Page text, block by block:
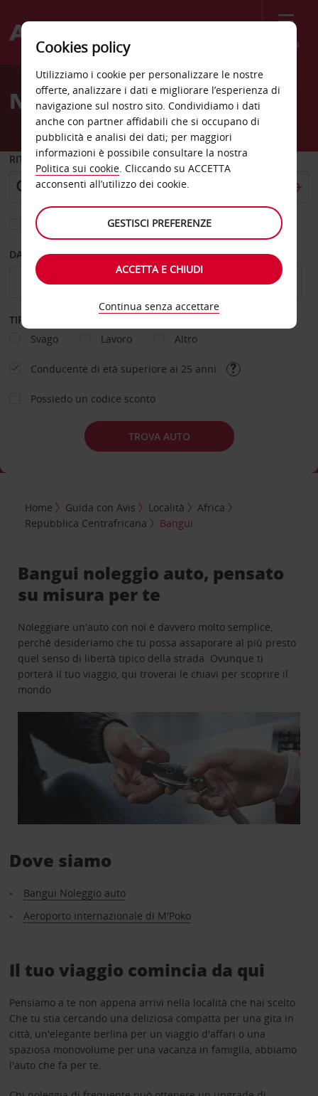
Menù
Welcome
AvisNoleggio auto Bangui
RITIRO DA
Scegli una località di riconsegna diversa
DAL GIORNO AL GIORNO
TIPOLOGIA DI NOLEGGIO
Svago
Lavoro Altro
Conducente di età superiore ai 25 anni
Possiedo un codice sconto
TROVA AUTO
Home Guida con Avis Località
Africa
Repubblica Centrafricana
Bangui
Bangui noleggio auto, pensato
su misura per te
Noleggiare un'auto con noi è davvero molto semplice,
perché desideriamo che tu possa assaporare al più presto
quel senso di libertà tipico della strada. Ovunque ti
porterà il tuo viaggio, qui troverai le chiavi per scoprire il
mondo.
Dove siamo
Bangui Noleggio auto
Aeroporto internazionale di M'Poko
Il tuo viaggio comincia da qui
Pensiamo a te non appena arrivi nella località che hai scelto.
Che tu stia cercando una deliziosa compatta per una gita in
città, un'elegante berlina per un viaggio d'affari o una
spaziosa monovolume per una vacanza in famiglia, abbiamo
l'auto che fa per te.
Cookies policy
Utilizziamo i cookie per personalizzare le nostre
offerte, analizzare i dati e migliorare l’esperienza di
navigazione sul nostro sito. Condividiamo i dati
anche con partner affidabili che si occupano di
pubblicità e analisi dei dati; per maggiori
informazioni è possibile consultare la nostra
Politica sui cookie. Cliccando su ACCETTA
acconsenti all’utilizzo dei cookie.
GESTISCI PREFERENZE
ACCETTA E CHIUDI
Continua senza accettare